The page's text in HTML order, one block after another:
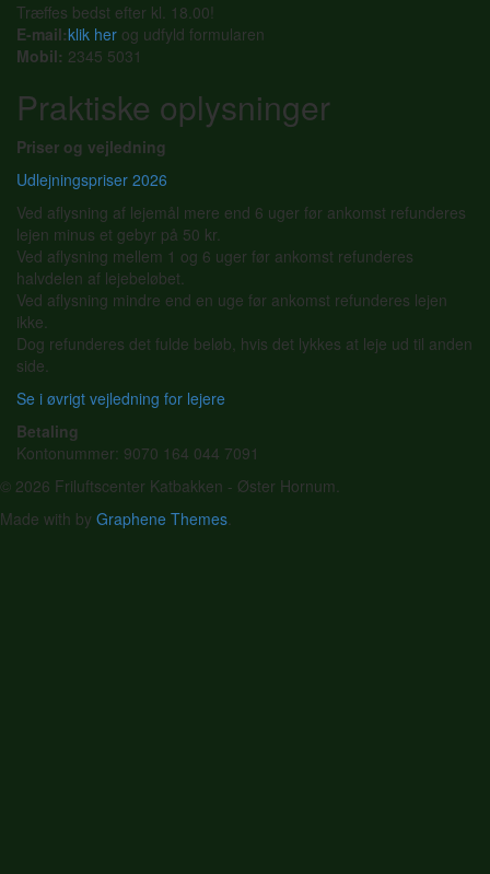
Træffes bedst efter kl. 18.00!
E-mail:klik her og udfyld formularen
Mobil: 2345 5031
Praktiske oplysninger
Priser og vejledning
Udlejningspriser 2026
Ved aflysning af lejemål mere end 6 uger før ankomst refunderes
lejen minus et gebyr på 50 kr.
Ved aflysning mellem 1 og 6 uger før ankomst refunderes
halvdelen af lejebeløbet.
Ved aflysning mindre end en uge før ankomst refunderes lejen
ikke.
Dog refunderes det fulde beløb, hvis det lykkes at leje ud til anden
side.
Se i øvrigt vejledning for lejere
Betaling
Kontonummer: 9070 164 044 7091
© 2026 Friluftscenter Katbakken - Øster Hornum.
Made with by Graphene Themes.